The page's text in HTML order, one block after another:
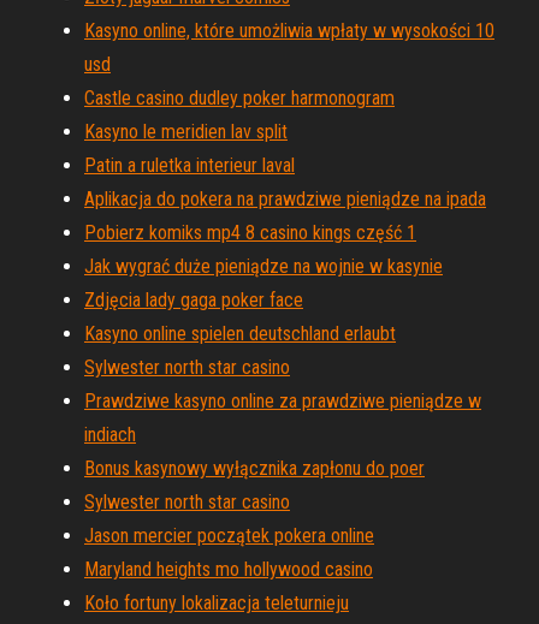
Kasyno online, które umożliwia wpłaty w wysokości 10
usd
Castle casino dudley poker harmonogram
Kasyno le meridien lav split
Patin a ruletka interieur laval
Aplikacja do pokera na prawdziwe pieniądze na ipada
Pobierz komiks mp4 8 casino kings część 1
Jak wygrać duże pieniądze na wojnie w kasynie
Zdjęcia lady gaga poker face
Kasyno online spielen deutschland erlaubt
Sylwester north star casino
Prawdziwe kasyno online za prawdziwe pieniądze w
indiach
Bonus kasynowy wyłącznika zapłonu do poer
Sylwester north star casino
Jason mercier początek pokera online
Maryland heights mo hollywood casino
Koło fortuny lokalizacja teleturnieju